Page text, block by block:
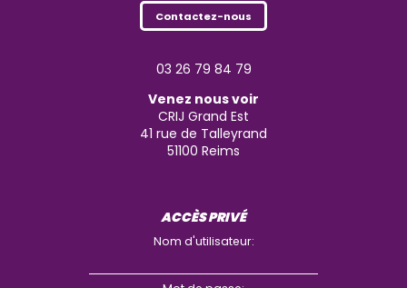
Contactez-nous
03 26 79 84 79
Venez nous voir
CRIJ Grand Est
41 rue de Talleyrand
51100 Reims
ACCÈS PRIVÉ
Nom d'utilisateur: